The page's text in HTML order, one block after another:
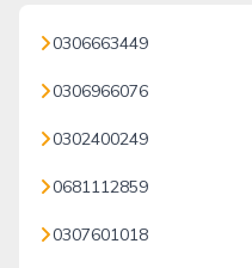
0306663449
0306966076
0302400249
0681112859
0307601018